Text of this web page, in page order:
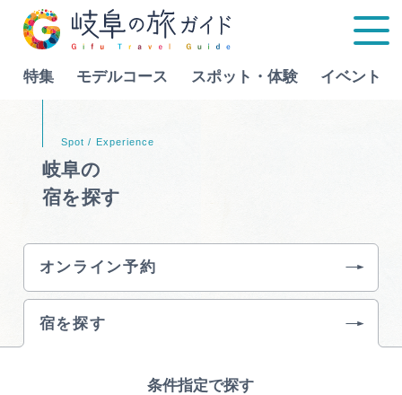
特集 モデルコース スポット・体験 イベント
特集
スポット・体験
Language
行きたいリストを見る
岐阜の
宿を探す
宿を探す
オンライン予約
条件指定で探す